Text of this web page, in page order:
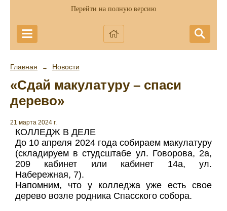
Перейти на полную версию
Главная → Новости
«Сдай макулатуру – спаси
дерево»
21 марта 2024 г.
КОЛЛЕДЖ В ДЕЛЕ
До 10 апреля 2024 года собираем макулатуру
(складируем в студсштабе ул. Говорова, 2а,
209 кабинет или кабинет 14а, ул.
Набережная, 7).
Напомним, что у колледжа уже есть свое
дерево возле родника Спасского собора.